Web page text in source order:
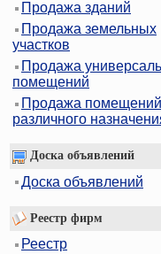
Продажа зданий
Продажа земельных
участков
Продажа
помещений
Продажа помещений
различного
Доска объявлений
Доска объявлений
Реестр фирм
Реестр